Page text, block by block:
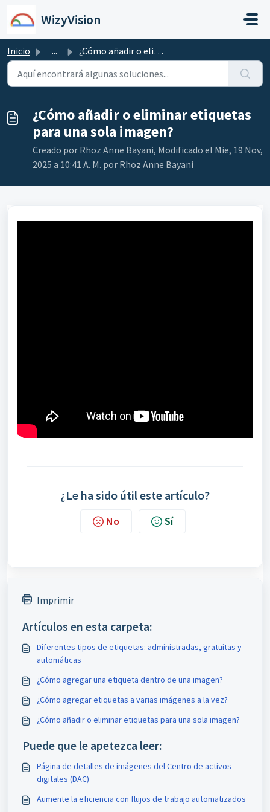
WizyVision
Inicio ... ¿Cómo añadir o eliminar etiquetas para una sola imagen?
¿Cómo añadir o eliminar etiquetas
para una sola imagen?
Creado por Rhoz Anne Bayani, Modificado el Mie, 19 Nov,
2025 a 10:41 A. M. por Rhoz Anne Bayani
¿Le ha sido útil este artículo?
No Sí
Imprimir
Artículos en esta carpeta:
Diferentes tipos de etiquetas: administradas, gratuitas y
automáticas
¿Cómo agregar una etiqueta dentro de una imagen?
¿Cómo agregar etiquetas a varias imágenes a la vez?
¿Cómo añadir o eliminar etiquetas para una sola imagen?
Puede que le apetezca leer:
Página de detalles de imágenes del Centro de activos
digitales (DAC)
Aumente la eficiencia con flujos de trabajo automatizados